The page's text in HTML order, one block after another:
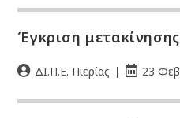
Έγκριση
ΔΙ.Π.Ε. Πιερίας 23